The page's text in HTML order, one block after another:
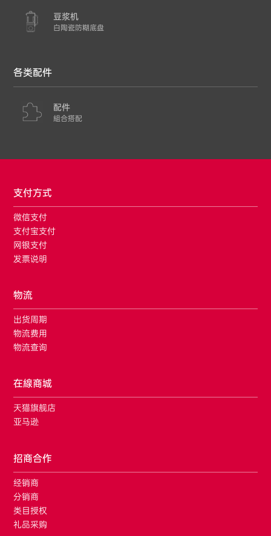
豆浆机
白陶瓷防糊底盘
各类配件
配件
組合搭配
支付方式
微信支付
支付宝支付
网银支付
发票说明
物流
出货周期
物流费用
物流查询
在線商城
天猫旗舰店
亚马逊
招商合作
经销商
分销商
类目授权
礼品采购